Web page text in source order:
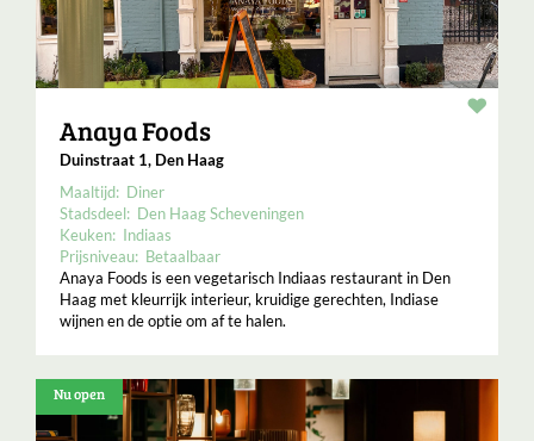
Anaya Foods
Duinstraat 1, Den Haag
Maaltijd: Diner
Stadsdeel: Den Haag Scheveningen
Keuken: Indiaas
Prijsniveau: Betaalbaar
Anaya Foods is een vegetarisch Indiaas restaurant in Den
Haag met kleurrijk interieur, kruidige gerechten, Indiase
wijnen en de optie om af te halen.
Nu open